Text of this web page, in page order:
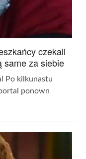
czekali
same za siebie
Po kilkunastu
ponown